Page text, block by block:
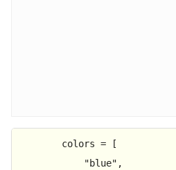
        colors = [
"blue" ,